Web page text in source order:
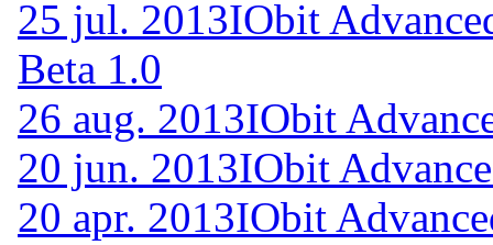
25 jul. 2013IObit
Beta 1.0
26 aug. 2013IObit
20 jun. 2013IObit
20 apr. 2013IObit